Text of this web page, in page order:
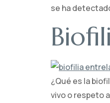
se ha
¿Qué es la
vivo o respeto